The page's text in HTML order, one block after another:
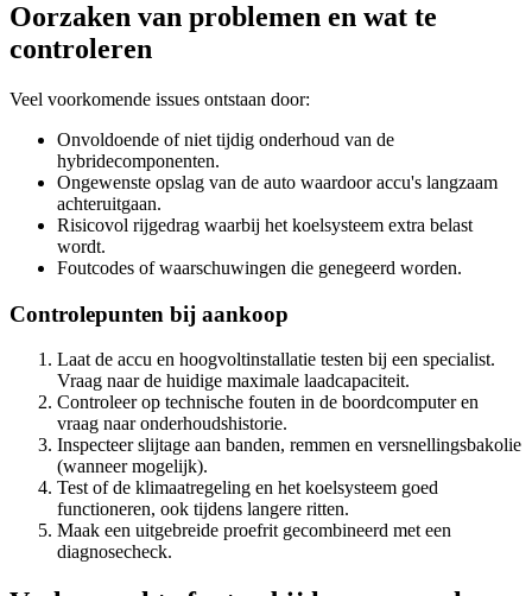
Oorzaken van problemen en wat te
controleren
Veel voorkomende issues ontstaan door:
Onvoldoende of niet tijdig onderhoud van de
hybridecomponenten.
Ongewenste opslag van de auto waardoor accu's langzaam
achteruitgaan.
Risicovol rijgedrag waarbij het koelsysteem extra belast
wordt.
Foutcodes of waarschuwingen die genegeerd worden.
Controlepunten bij aankoop
Laat de accu en hoogvoltinstallatie testen bij een specialist.
Vraag naar de huidige maximale laadcapaciteit.
Controleer op technische fouten in de boordcomputer en
vraag naar onderhoudshistorie.
Inspecteer slijtage aan banden, remmen en versnellingsbakolie
(wanneer mogelijk).
Test of de klimaatregeling en het koelsysteem goed
functioneren, ook tijdens langere ritten.
Maak een uitgebreide proefrit gecombineerd met een
diagnosecheck.